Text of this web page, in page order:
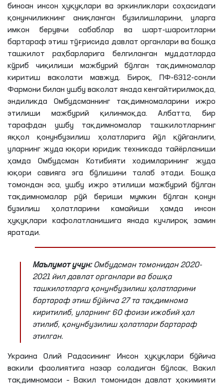
биноан инсон ҳуқуқлари ва эркинликлари соҳасидаги
қонунчиликнинг аниқланган бузилишларини, уларга
имкон берувчи сабаблар ва шарт-шароитларни
бартараф этиш тўғрисида давлат органлари ва бошқа
ташкилот раҳбарларига белгиланган муддатларда
кўриб чиқилиши мажбурий бўлган тақдимномалар
киритиш ваколати мавжуд. Бироқ, ПФ-6312-сонли
Фармони билан ушбу ваколат янада кенгайтирилмоқда,
эндиликда Омбудсманнинг тақдимномаларини ижро
этилиши мажбурий қилинмоқда. Албатта, бир
тарафдан ушбу тақдимномалар ташкилотларнинг
яққол қонунбузилиш ҳолатларига йўл қўйганлиги,
уларнинг жуда юқори юридик техникада тайёрланиши
ҳамда Омбудсман Котибияти ходимларининг жуда
юқори савияга эга бўлишини талаб этади. Бошқа
томондан эса, ушбу ижро этилиши мажбурий бўлган
тақдимномалар рўй бериши мумкин бўлган қонун
бузилиш ҳолатларини камайиши ҳамда инсон
ҳуқуқлари кафолатланишига янада кучлироқ замин
яратади.
Маълумот учун:Омбудсман томонидан 2020-
2021 йил давлат органлари ва бошқа
ташкилотларга қонунбузилиш ҳолатларини
бартараф этиш бўйича 27 та тақдимнома
киритилиб, уларнинг 60 фоизи ижобий ҳал
этилиб, қонунбузилиш ҳолатлари бартараф
этилган.
Украина Олий Радасининг Инсон ҳуқуқлари бўйича
вакили фаолиятига назар соладиган бўлсак, Вакил
тақдимномаси – Вакил томонидан давлат ҳокимияти